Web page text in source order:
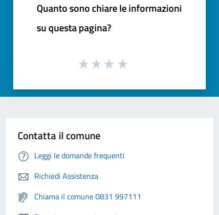
Quanto sono chiare le informazioni
su questa pagina?
Contatta il comune
Leggi le domande frequenti
Richiedi Assistenza
Chiama il comune 0831 997111